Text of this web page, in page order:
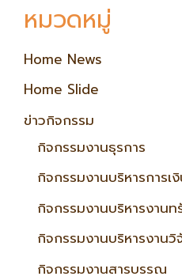
หมวดหมู่
Home News
Home Slide
ข่าวกิจกรรม
กิจกรรมงานธุรการ
กิจกรรมงานบริหารการเ
กิจกรรมงานบริหารงาน
กิจกรรมงานบริหารงานวิ
กิจกรรมงานสารบรรณ